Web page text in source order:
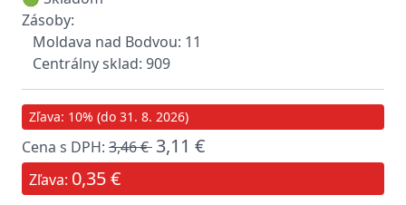
Zásoby:
Moldava nad Bodvou: 11
Centrálny sklad: 909
Zľava: 10% (do 31. 8. 2026)
Cena s DPH: 3,46 € 3,11 €
Zľava: 0,35 €